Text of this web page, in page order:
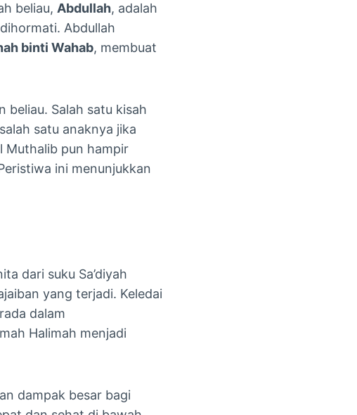
beliau, Abdullah, adalah
Abdullah
binti Wahab, membuat
beliau. Salah satu kisah
satu anaknya jika
Muthalib pun hampir
ini menunjukkan
dari suku Sa’diyah
yang terjadi. Keledai
dalam
Halimah menjadi
dampak besar bagi